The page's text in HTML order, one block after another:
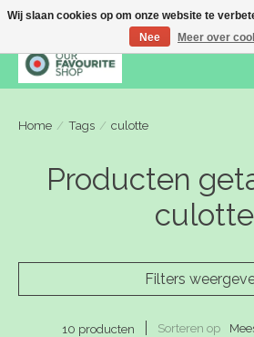
Home / Tags / culotte
Producten
culotte
Filters
10 producten Sorteren op
Wij slaan cookies op om onze website te
Nee
Meer over